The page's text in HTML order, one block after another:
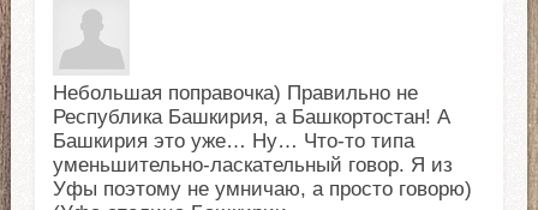
Небольшая поправочка) Правильно не
Республика Башкирия, а Башкортостан! А
Башкирия это уже… Ну… Что-то типа
уменьшительно-ласкательный говор. Я из
Уфы поэтому не умничаю, а просто говорю)